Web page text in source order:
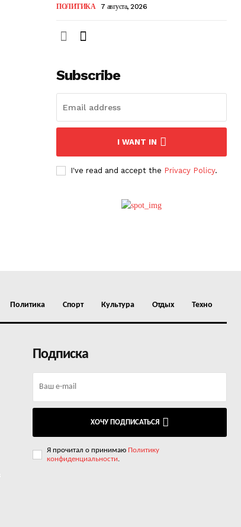
ПОЛИТИКА 7 августа, 2026
Subscribe
I WANT IN
I've read and accept the Privacy Policy.
Политика Спорт Культура Отдых Техно
Подписка
ХОЧУ ПОДПИСАТЬСЯ
Я прочитал о принимаю Политику
конфиденциальности.